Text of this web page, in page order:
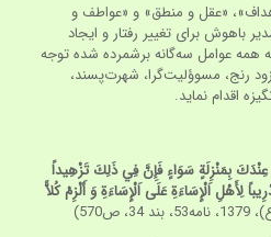
«عقل و منطق» و «عواطف و
باهوش برای تغییر رفتار و ایجاد
به همه عوامل سه‌گانه برشمرده شده توجه
رنج، مسوؤلیت‌گرا، شهرت‌پسند،
اقدام نماید.
بِمَنْزِلَةٍ سَوَاءٍ فَإِنَّ فِي ذَلِكَ تَزْهِيداً
لِأَهْلِ اَلْإِسَاءَةِ عَلَى اَلْإِسَاءَةِ وَ أَلْزِمْ كُلاًّ
ص570)